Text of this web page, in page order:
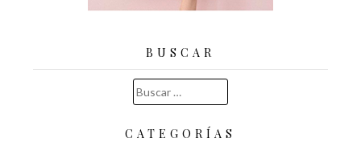
BUSCAR
Buscar:
CATEGORÍAS